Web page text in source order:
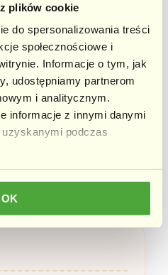
plików cookie
do spersonalizowania treści
społecznościowe i
Informacje o tym, jak
udostępniamy partnerom
i analitycznym.
informacje z innymi danymi
podczas
OK
szpinak wraz z
resztę składników.
koktajli